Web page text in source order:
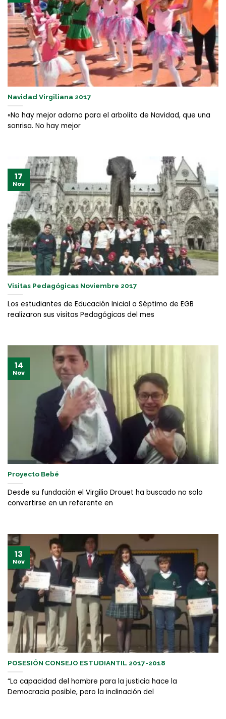
Navidad Virgiliana 2017
«No hay mejor adorno para el arbolito de Navidad, que una
sonrisa. No hay mejor
Visitas Pedagógicas Noviembre 2017
Los estudiantes de Educación Inicial a Séptimo de EGB
realizaron sus visitas Pedagógicas del mes
17
Nov
Proyecto Bebé
Desde su fundación el Virgilio Drouet ha buscado no solo
convertirse en un referente en
14
Nov
POSESIÓN CONSEJO ESTUDIANTIL 2017-2018
“La capacidad del hombre para la justicia hace la
Democracia posible, pero la inclinación del
13
Nov